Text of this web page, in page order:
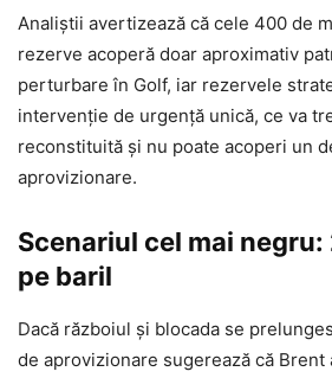
Analiștii avertizează că cele 400 de
rezerve acoperă doar aproximativ
perturbare în Golf, iar rezervele
intervenție de urgență unică, ce va
reconstituită și nu poate acoperi un
aprovizionare.
Scenariul cel mai
pe baril
Dacă războiul și blocada se
de aprovizionare sugerează că Brent